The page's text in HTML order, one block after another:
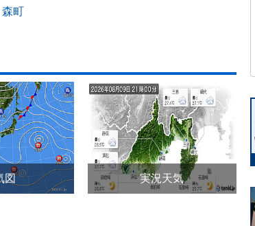
森町
図 実況天気